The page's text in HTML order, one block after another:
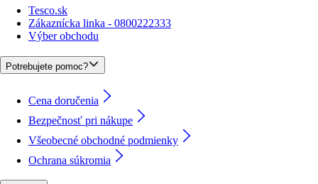
Tesco.sk
Zákaznícka linka - 0800222333
Výber obchodu
Potrebujete pomoc?
Cena doručenia
Bezpečnosť pri nákupe
Všeobecné obchodné podmienky
Ochrana súkromia